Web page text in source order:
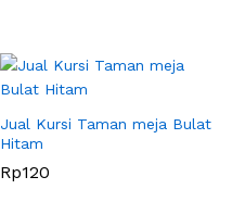
Jual Kursi Taman meja Bulat
Hitam
Rp120